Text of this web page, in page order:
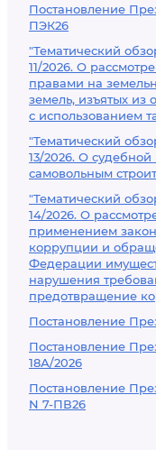
Постановление
ПЭК26
"Тематический
11/2026. О
правами на
земель, изъятых из
с использованием
"Тематический
13/2026. О
самовольным
"Тематический
14/2026. О
применением
коррупции и
Федерации
нарушения
предотвращение
Постановление
Постановление
18А/2026
Постановление
N 7-ПВ26